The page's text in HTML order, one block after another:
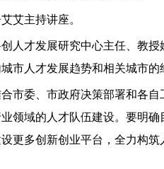
艾主持讲座。
人才发展研究中心主任、教
市人才发展趋势和相关城市
市委、市政府决策部署和各
领域的人才队伍建设。要明
更多创新创业平台，全力构